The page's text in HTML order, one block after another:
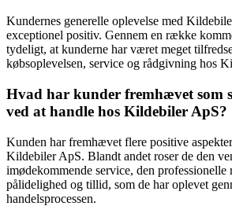
Kundernes generelle oplevelse med
exceptionel positiv. Gennem en række
tydeligt, at kunderne har været meget
købsoplevelsen, service og rådgivning hos
Hvad har kunder fremhævet som
ved at handle hos Kildebiler ApS?
Kunden har fremhævet flere positive
Kildebiler ApS. Blandt andet roser de den
imødekommende service, den professionelle
pålidelighed og tillid, som de har oplevet
handelsprocessen.